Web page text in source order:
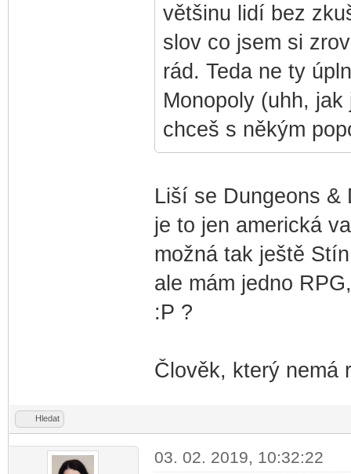
většinu lidí bez
slov co jsem si
rád. Teda ne ty
Monopoly (uhh,
chceš s někým
Liší se Dungeons &
je to jen americká
možná tak ještě
ale mám jedno
:P ?
Člověk, který nemá
Hledat
03. 02. 2019, 10:32:22